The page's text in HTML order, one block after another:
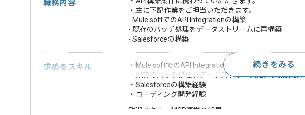
職務内容
・主に下記作業をご担当いただきます。
- Mule softでのAPI Integrationの構築
- 既存のバッチ処理をデータストリームに再構築
- Salesforceの構築
求めるスキル
・Mule softでのAPI Integrationの構築経験
・既存のバッチ処理をデータストリームに再構築経験
・Salesforceの構築経験
・コーディング開発経験
歓迎スキル
・MCP連携の知見
続きをみる